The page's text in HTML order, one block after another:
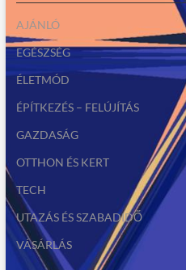
AJÁNLÓ
EGÉSZSÉG
ÉLETMÓD
ÉPÍTKEZÉS – FELÚJÍTÁS
GAZDASÁG
OTTHON ÉS KERT
TECH
UTAZÁS ÉS SZABADIDŐ
VÁSÁRLÁS